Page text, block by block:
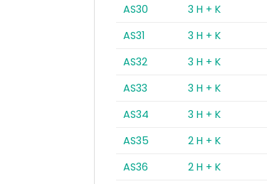
AS30
3 H + K
AS31
3 H + K
AS32
3 H + K
AS33
3 H + K
AS34
3 H + K
AS35
2 H + K
AS36
2 H + K